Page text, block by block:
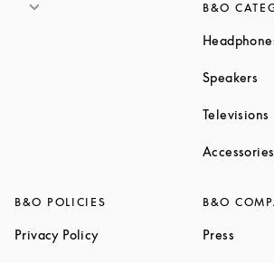
B&O
Speakers
Televisions
Accessories
B&O POLICIES
Privacy PolicyLink Opens in New Tab
B&O
Press